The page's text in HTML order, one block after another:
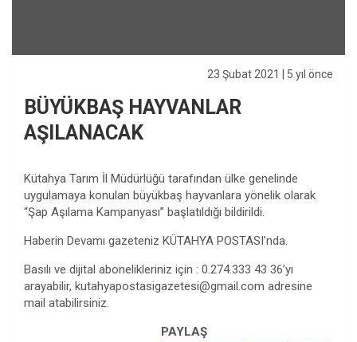
23 Şubat 2021 | 5 yıl önce
BÜYÜKBAŞ HAYVANLAR
AŞILANACAK
Kütahya Tarım İl Müdürlüğü tarafından ülke genelinde
uygulamaya konulan büyükbaş hayvanlara yönelik olarak
“Şap Aşılama Kampanyası” başlatıldığı bildirildi.
Haberin Devamı gazeteniz KÜTAHYA POSTASI’nda.
Basılı ve dijital abonelikleriniz için : 0.274.333 43 36’yı
arayabilir, kutahyapostasigazetesi@gmail.com adresine
mail atabilirsiniz.
PAYLAŞ